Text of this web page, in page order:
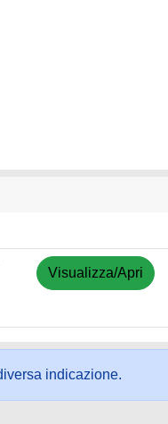
Visualizza/Apri
indicazione.